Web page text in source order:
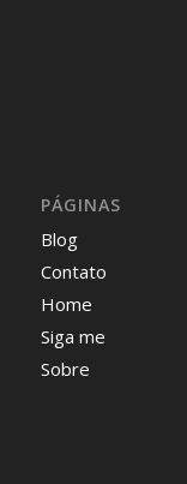
PÁGINAS
Blog
Contato
Home
Siga me
Sobre